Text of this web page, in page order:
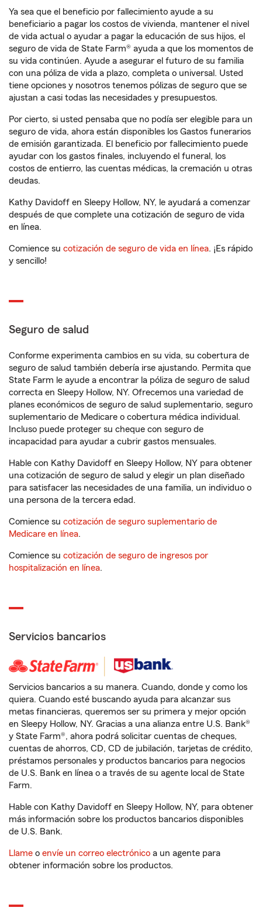
Ya sea que el beneficio por fallecimiento ayude a su
beneficiario a pagar los costos de vivienda, mantener el nivel
de vida actual o ayudar a pagar la educación de sus hijos, el
seguro de vida de State Farm® ayuda a que los momentos de
su vida continúen. Ayude a asegurar el futuro de su familia
con una póliza de vida a plazo, completa o universal. Usted
tiene opciones y nosotros tenemos pólizas de seguro que se
ajustan a casi todas las necesidades y presupuestos.
Por cierto, si usted pensaba que no podía ser elegible para un
seguro de vida, ahora están disponibles los Gastos funerarios
de emisión garantizada. El beneficio por fallecimiento puede
ayudar con los gastos finales, incluyendo el funeral, los
costos de entierro, las cuentas médicas, la cremación u otras
deudas.
Kathy Davidoff en Sleepy Hollow, NY, le ayudará a comenzar
después de que complete una cotización de seguro de vida
en línea.
Comience su cotización de seguro de vida en línea. ¡Es rápido
y sencillo!
Seguro de salud
Conforme experimenta cambios en su vida, su cobertura de
seguro de salud también debería irse ajustando. Permita que
State Farm le ayude a encontrar la póliza de seguro de salud
correcta en Sleepy Hollow, NY. Ofrecemos una variedad de
planes económicos de seguro de salud suplementario, seguro
suplementario de Medicare o cobertura médica individual.
Incluso puede proteger su cheque con seguro de
incapacidad para ayudar a cubrir gastos mensuales.
Hable con Kathy Davidoff en Sleepy Hollow, NY para obtener
una cotización de seguro de salud y elegir un plan diseñado
para satisfacer las necesidades de una familia, un individuo o
una persona de la tercera edad.
Comience su cotización de seguro suplementario de
Medicare en línea.
Comience su cotización de seguro de ingresos por
hospitalización en línea.
Servicios bancarios
Servicios bancarios a su manera. Cuando, donde y como los
quiera. Cuando esté buscando ayuda para alcanzar sus
metas financieras, queremos ser su primera y mejor opción
en Sleepy Hollow, NY. Gracias a una alianza entre U.S. Bank®
y State Farm®, ahora podrá solicitar cuentas de cheques,
cuentas de ahorros, CD, CD de jubilación, tarjetas de crédito,
préstamos personales y productos bancarios para negocios
de U.S. Bank en línea o a través de su agente local de State
Farm.
Hable con Kathy Davidoff en Sleepy Hollow, NY, para obtener
más información sobre los productos bancarios disponibles
de U.S. Bank.
Llame o envíe un correo electrónico a un agente para
obtener información sobre los productos.